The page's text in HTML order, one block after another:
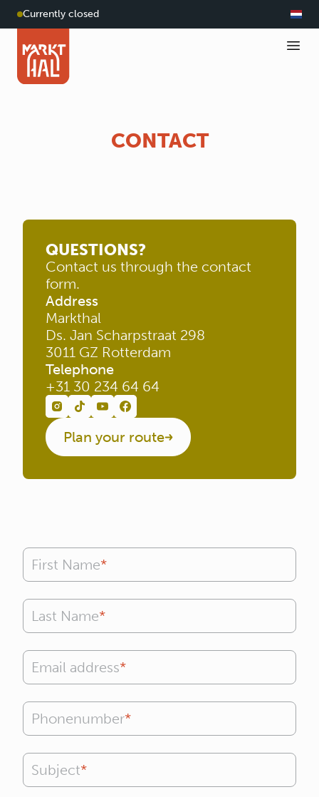
Currently closed
CONTACT
QUESTIONS?
Contact us through the contact
form.
Address
Markthal
Ds. Jan Scharpstraat 298
3011 GZ Rotterdam
Telephone
+31 30 234 64 64
Plan your route
First Name
Last Name
Email address
Phonenumber
Subject